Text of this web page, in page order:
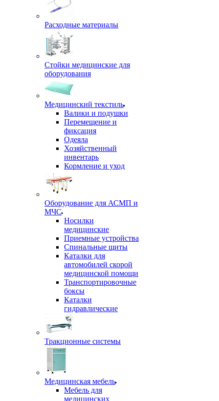
Расходные материалы
Стойки медицинские для
оборудования
Медицинский текстиль
Валики и подушки
Перемещение и
фиксация
Одеяла
Хозяйственный
инвентарь
Кормление и уход
Оборудование для АСМП и
МЧС
Носилки
медицинские
Приемные устройства
Спинальные щиты
Каталки для
автомобилей скорой
медицинской помощи
Транспортировочные
боксы
Каталки
гидравлические
Тракционные системы
Медицинская мебель
Мебель для
медицинских